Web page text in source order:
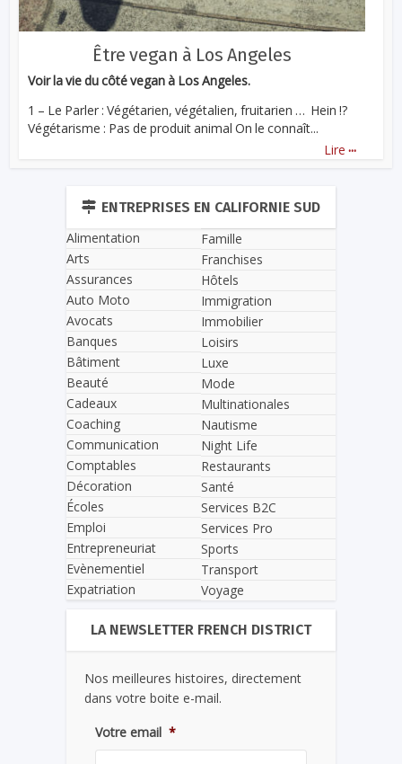
Être vegan à Los Angeles
Voir la vie du côté vegan à Los Angeles.
1 – Le Parler : Végétarien, végétalien, fruitarien … Hein !?
Végétarisme : Pas de produit animal On le connaît...
Lire ...
ENTREPRISES EN CALIFORNIE SUD
Alimentation
Arts
Assurances
Auto Moto
Avocats
Banques
Bâtiment
Beauté
Cadeaux
Coaching
Communication
Comptables
Décoration
Écoles
Emploi
Entrepreneuriat
Evènementiel
Expatriation
Famille
Franchises
Hôtels
Immigration
Immobilier
Loisirs
Luxe
Mode
Multinationales
Nautisme
Night Life
Restaurants
Santé
Services B2C
Services Pro
Sports
Transport
Voyage
LA NEWSLETTER FRENCH DISTRICT
Nos meilleures histoires, directement
dans votre boite e-mail.
Votre email *